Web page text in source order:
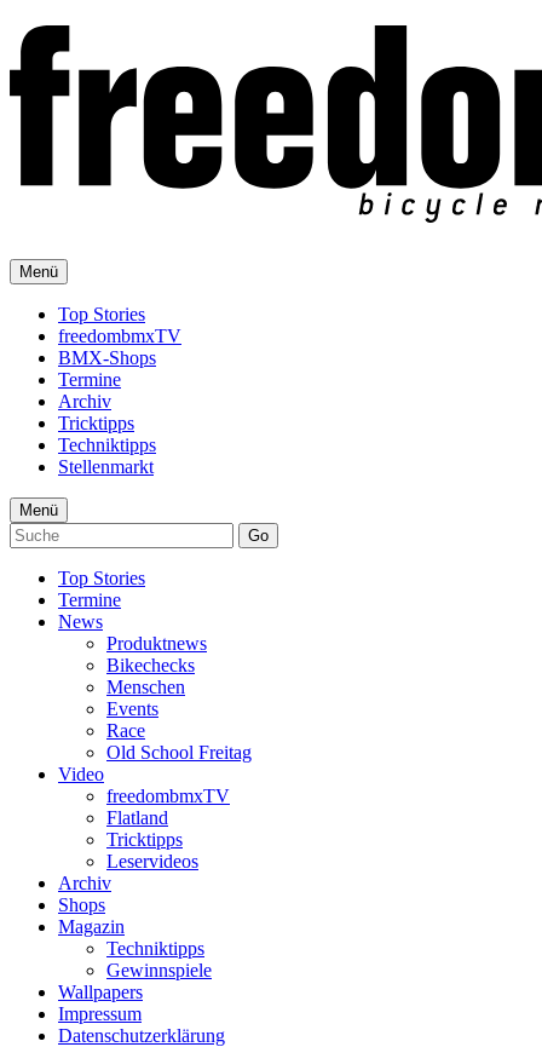
Menü
Top Stories
freedombmxTV
BMX-Shops
Termine
Archiv
Tricktipps
Techniktipps
Stellenmarkt
Menü
Go
Top Stories
Termine
News
Produktnews
Bikechecks
Menschen
Events
Race
Old School Freitag
Video
freedombmxTV
Flatland
Tricktipps
Leservideos
Archiv
Shops
Magazin
Techniktipps
Gewinnspiele
Wallpapers
Impressum
Datenschutzerklärung